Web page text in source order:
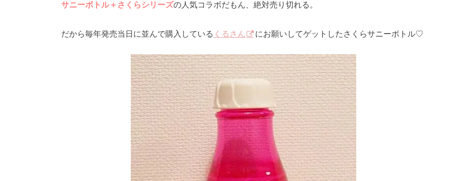
サニーボトル＋さくらシリーズの人気コラボだもん、絶対売り切れる。
だから毎年発売当日に並んで購入している くるさん にお願いしてゲットしたさくらサニーボトル♡